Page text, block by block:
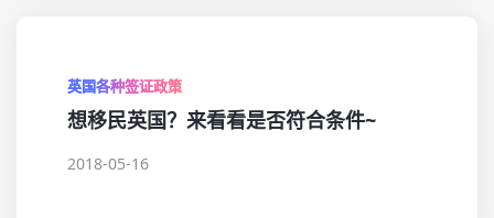
英国各种签证政策
想移民英国？来看看是否符合条件~
2018-05-16